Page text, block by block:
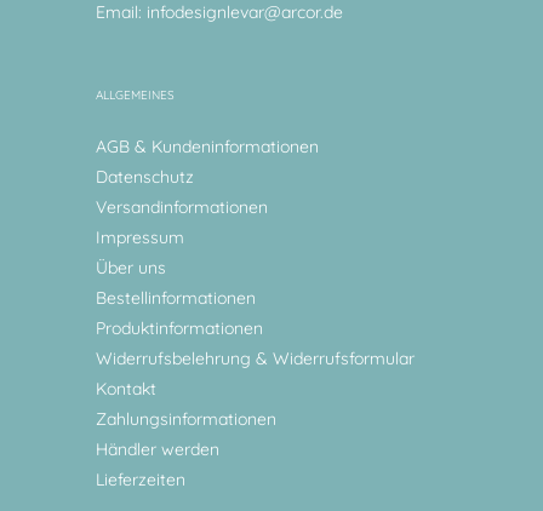
Email: infodesignlevar@arcor.de
ALLGEMEINES
AGB & Kundeninformationen
Datenschutz
Versandinformationen
Impressum
Über uns
Bestellinformationen
Produktinformationen
Widerrufsbelehrung & Widerrufsformular
Kontakt
Zahlungsinformationen
Händler werden
Lieferzeiten